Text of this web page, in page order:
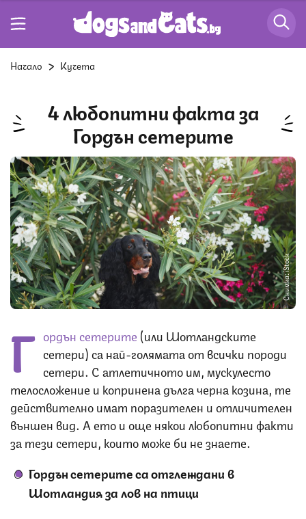
Начало Кучета
4 любопитни факта за
Гордън сетерите
Снимка: iStock
Г ордън сетерите (или Шотландските
сетери) са най-голямата от всички породи
сетери. С атлетичното им, мускулесто
телосложение и копринена дълга черна козина, те
действително имат поразителен и отличителен
външен вид. А ето и още някои любопитни факти
за тези сетери, които може би не знаете.
Гордън сетерите са отглеждани в
Шотландия за лов на птици